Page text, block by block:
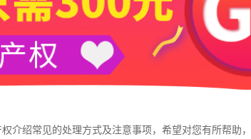
介绍常见的处理方式及注意事项，希望对您有所帮助